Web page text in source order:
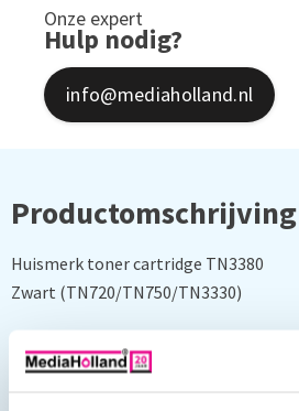
Onze expert
Hulp nodig?
info@mediaholland.nl
Productomschrijving
Huismerk toner cartridge TN3380
Zwart (TN720/TN750/TN3330)
Capaciteit: 8000 pagina's